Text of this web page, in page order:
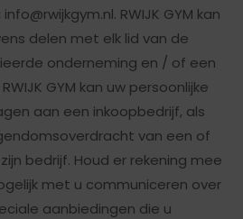
RWIJK GYM kan
delen met elk lid van de
onderneming en / of een
GYM kan uw persoonlijke
aan een inkoopbedrijf, als
van een of
bedrijf. Houd er rekening mee
met u communiceren over
aanbiedingen die u